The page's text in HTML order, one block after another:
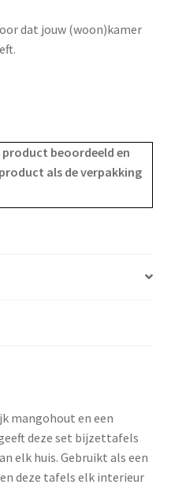
dat jouw (woon)kamer
beoordeeld en
als de verpakking
mangohout en een
deze set bijzettafels
elk huis. Gebruikt als een
deze tafels elk interieur